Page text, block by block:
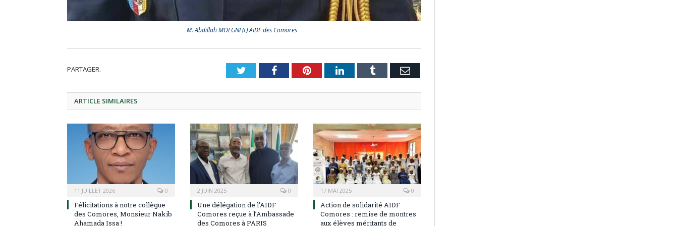
M. Abdillah MOEGNI (c) AIDF des Comores
PARTAGER. TwitterFacebookPinterestLinkedInTumblr Email
ARTICLE SIMILAIRES
11 JUILLET 2026 0
Félicitations à notre collègue
des Comores, Monsieur Nakib
Ahamada Issa !
2 JUIN 2025 0
Une délégation de l’AIDF
Comores reçue à l’Ambassade
des Comores à PARIS
17 MAI 2025 0
Action de solidarité AIDF
Comores : remise de montres
aux élèves méritants de